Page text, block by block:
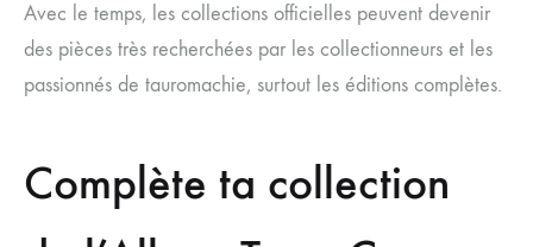
Avec le temps, les collections officielles peuvent devenir
des pièces très recherchées par les collectionneurs et les
passionnés de tauromachie, surtout les éditions complètes.
Complète ta collection